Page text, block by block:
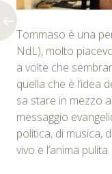
Tommaso è una
NdL), molto
a volte che
quella che è l’idea
sa stare in mezzo
messaggio
politica, di musica,
vivo e l’anima pulita.